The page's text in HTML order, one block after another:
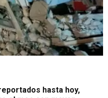
hasta hoy,